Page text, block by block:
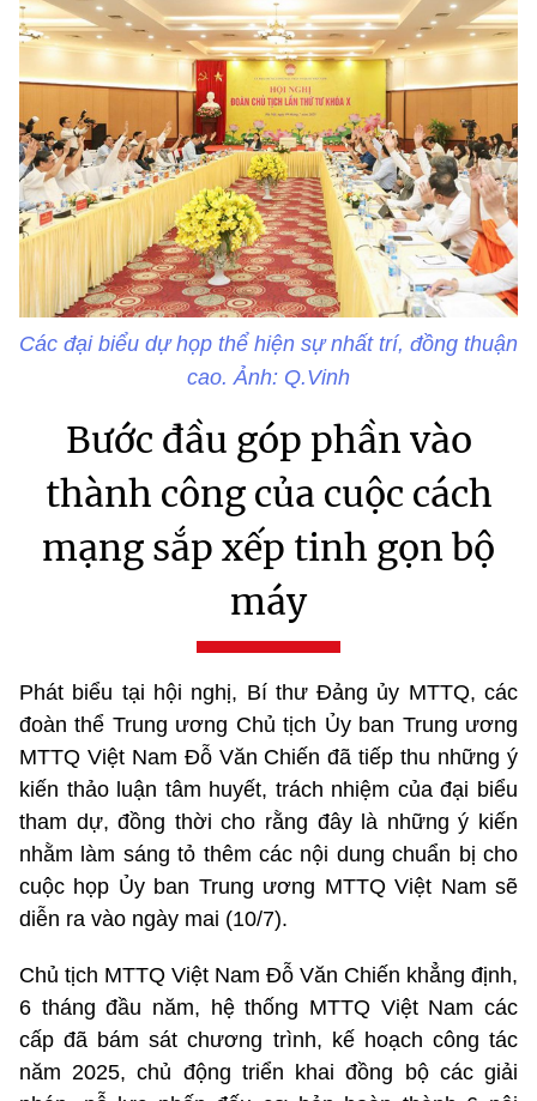
Các đại biểu dự họp thể hiện sự nhất trí, đồng thuận
cao. Ảnh: Q.Vinh
Bước đầu góp phần vào
thành công của cuộc cách
mạng sắp xếp tinh gọn bộ
máy
Phát biểu tại hội nghị, Bí thư Đảng ủy MTTQ, các
đoàn thể Trung ương Chủ tịch Ủy ban Trung ương
MTTQ Việt Nam Đỗ Văn Chiến đã tiếp thu những ý
kiến thảo luận tâm huyết, trách nhiệm của đại biểu
tham dự, đồng thời cho rằng đây là những ý kiến
nhằm làm sáng tỏ thêm các nội dung chuẩn bị cho
cuộc họp Ủy ban Trung ương MTTQ Việt Nam sẽ
diễn ra vào ngày mai (10/7).
Chủ tịch MTTQ Việt Nam Đỗ Văn Chiến khẳng định,
6 tháng đầu năm, hệ thống MTTQ Việt Nam các
cấp đã bám sát chương trình, kế hoạch công tác
năm 2025, chủ động triển khai đồng bộ các giải